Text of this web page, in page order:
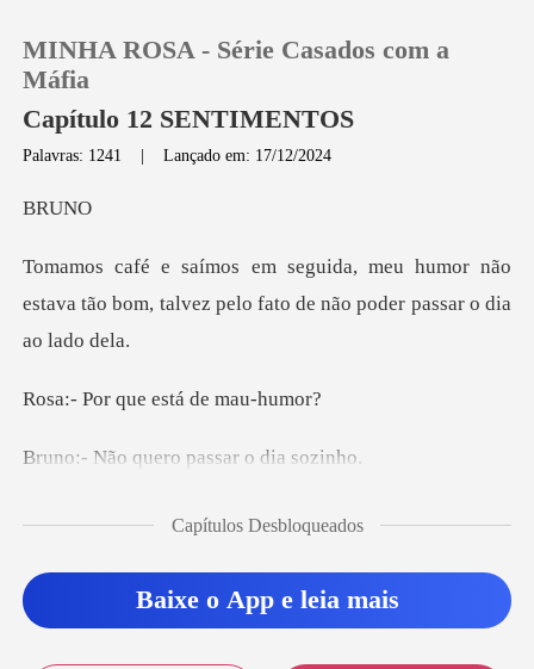
Histórico
Baixar App
MINHA ROSA - Série Casados com a
Máfia
Capítulo 12 SENTIMENTOS
Palavras: 1241 |Lançado em: 17/12/2024
R
mor não
estava tão bom, talvez pelo fato
que está de
uero passar o
trabalhar e pode
ntinuar sem vo
a muito dr
Capítulos Desbloqueados
Baixe o App e leia mais